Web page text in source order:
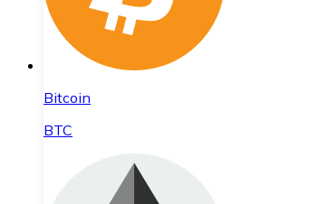
Bitcoin
BTC